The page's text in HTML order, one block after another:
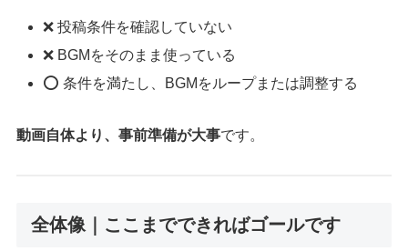
❌ 投稿条件を確認していない
❌ BGMをそのまま使っている
⭕ 条件を満たし、BGMをループまたは調整する
動画自体より、事前準備が大事です。
全体像｜ここまでできればゴールです